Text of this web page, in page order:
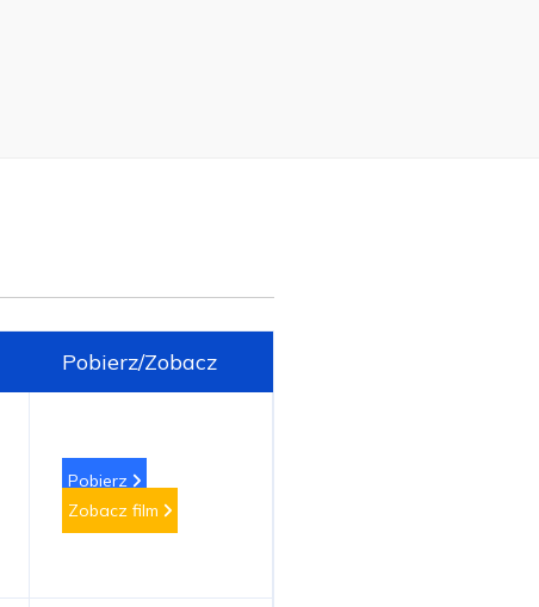
Pobierz/Zobacz
Pobierz
Zobacz film